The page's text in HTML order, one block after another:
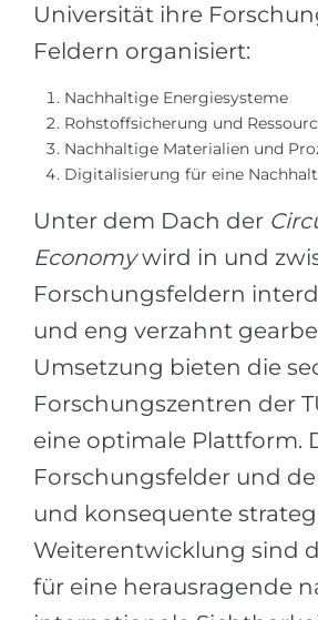
Universität ihre
Feldern organisiert:
Nachhaltige Energiesysteme
Rohstoffsicherung und
Nachhaltige Materialien und
Digitalisierung für eine
Unter dem Dach der
Economywird in und
Forschungsfeldern
und eng verzahnt
Umsetzung bieten die
Forschungszentren der
eine optimale Plattform.
Forschungsfelder und
und konsequente
Weiterentwicklung sind
für eine herausragende